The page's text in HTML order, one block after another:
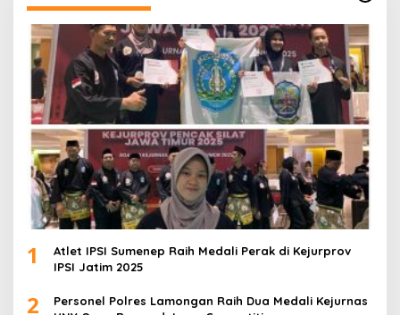
1
Atlet IPSI Sumenep Raih Medali Perak di Kejurprov
IPSI Jatim 2025
2
Personel Polres Lamongan Raih Dua Medali Kejurnas